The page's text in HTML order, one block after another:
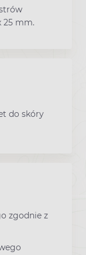
25 mm.
do skóry
zgodnie z